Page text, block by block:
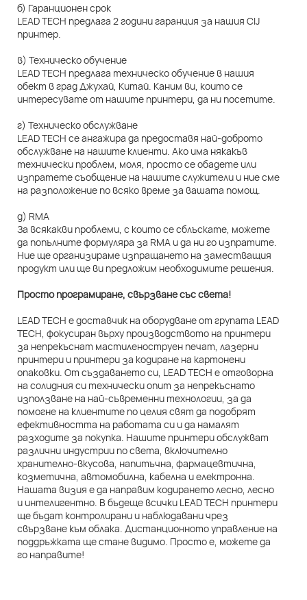
б) Гаранционен срок
LEAD TECH предлага 2 години гаранция за нашия CIJ
принтер.
в) Техническо обучение
LEAD TECH предлага техническо обучение в нашия
обект в град Джухай, Китай. Каним ви, които се
интересувате от нашите принтери, да ни посетите.
г) Техническо обслужване
LEAD TECH се ангажира да предоставя най-доброто
обслужване на нашите клиенти. Ако има някакъв
технически проблем, моля, просто се обадете или
изпратете съобщение на нашите служители и ние сме
на разположение по всяко време за вашата помощ.
д) RMA
За всякакви проблеми, с които се сблъскате, можете
да попълните формуляра за RMA и да ни го изпратите.
Ние ще организираме изпращането на заместващия
продукт или ще ви предложим необходимите решения.
Просто програмиране, свързване със света!
LEAD TECH е доставчик на оборудване от групата LEAD
TECH, фокусиран върху производството на принтери
за непрекъснат мастиленоструен печат, лазерни
принтери и принтери за кодиране на картонени
опаковки. От създаването си, LEAD TECH е отговорна
на солидния си технически опит за непрекъснато
използване на най-съвременни технологии, за да
помогне на клиентите по целия свят да подобрят
ефективността на работата си и да намалят
разходите за покупка. Нашите принтери обслужват
различни индустрии по света, включително
хранително-вкусова, напитъчна, фармацевтична,
козметична, автомобилна, кабелна и електронна.
Нашата визия е да направим кодирането лесно, лесно
и интелигентно. В бъдеще всички LEAD TECH принтери
ще бъдат контролирани и наблюдавани чрез
свързване към облака. Дистанционното управление на
поддръжката ще стане видимо. Просто е, можете да
го направите!